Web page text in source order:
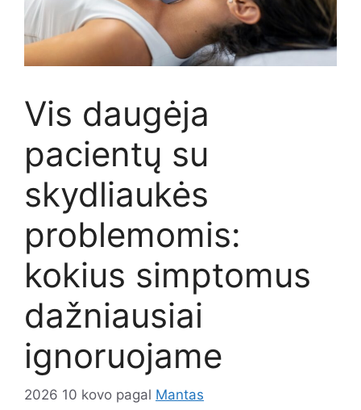
Vis daugėja
pacientų su
skydliaukės
problemomis:
kokius simptomus
dažniausiai
ignoruojame
2026 10 kovo pagal Mantas